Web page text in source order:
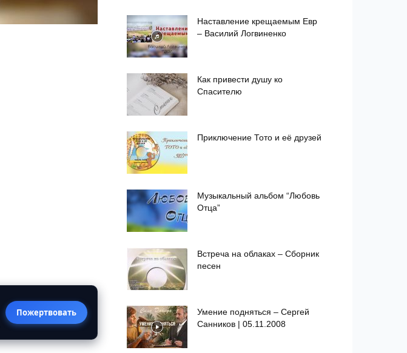
Пожертвовать
Наставление крещаемым Евр
– Василий Логвиненко
Как привести душу ко
Спасителю
Приключение Тото и её друзей
Музыкальный альбом “Любовь
Отца”
Встреча на облаках – Сборник
песен
Умение подняться – Сергей
Санников | 05.11.2008